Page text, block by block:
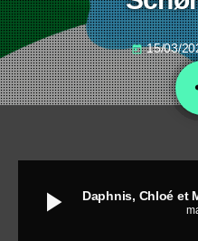
today 15/03/
play_arrow Daphnis, Chloé et